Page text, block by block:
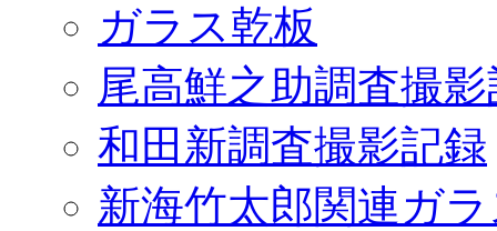
ガラス乾板
尾高鮮之助調査撮
和田新調査撮影記録
新海竹太郎関連ガ